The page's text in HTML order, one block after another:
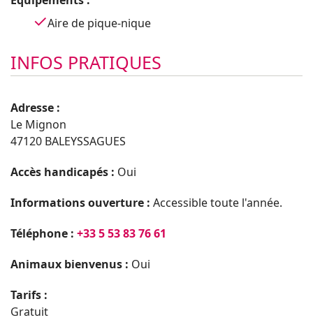
Aire de pique-nique
INFOS PRATIQUES
Adresse :
Le Mignon
47120 BALEYSSAGUES
Accès handicapés : Oui
Informations ouverture : Accessible toute l'année.
Téléphone : +33 5 53 83 76 61
Animaux bienvenus : Oui
Tarifs :
Gratuit